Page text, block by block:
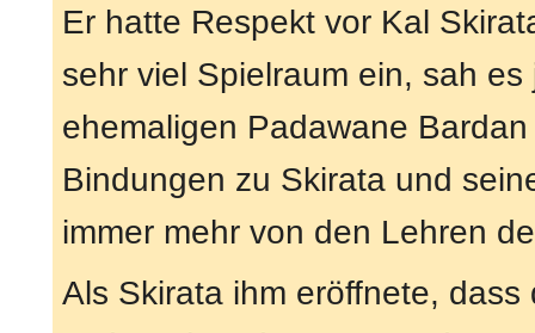
Er hatte Respekt vor Kal
sehr viel Spielraum ein, sah
ehemaligen Padawane
Bindungen zu Skirata und
immer mehr von den Lehren
Als Skirata ihm eröffnete,